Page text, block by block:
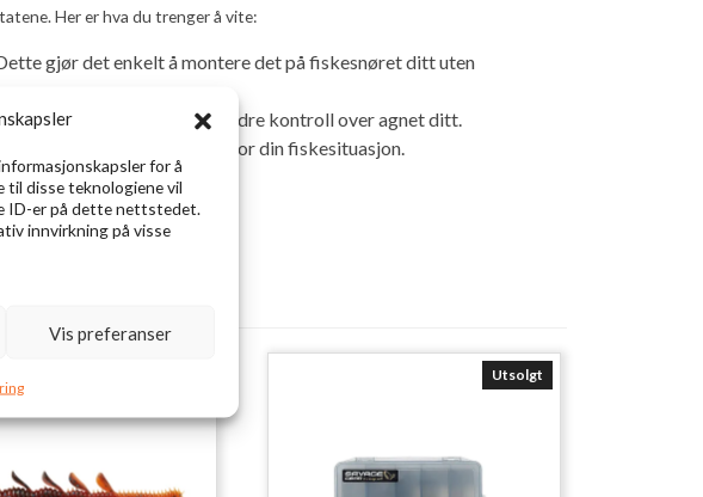
for å
til disse teknologiene vil
ID-er på dette nettstedet.
innvirkning på visse
Vis preferanser
Her er hva du trenger å vite:
gjør det enkelt å montere det på fiskesnøret ditt uten
lite strøm. Dette gir deg bedre kontroll over agnet ditt.
Velg den som passer best for din fiskesituasjon.
behov.
Utsolgt